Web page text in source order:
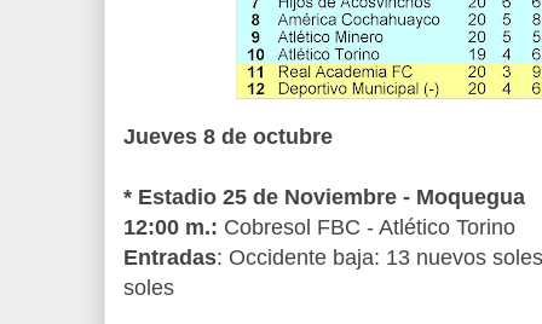
Jueves 8 de octubre
* Estadio 25 de Noviembre - Moquegua
12:00 m.: Cobresol FBC - Atlético Torino
Entradas: Occidente baja: 13 nuevos
soles